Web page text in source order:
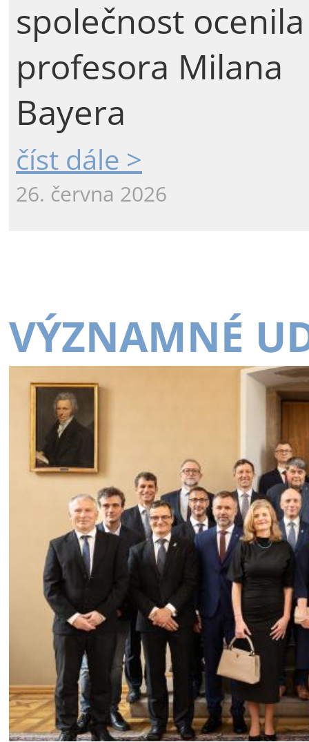
společnost ocenila
profesora Milana
Bayera
číst dále >
26. června 2026
VÝZNAMNÉ